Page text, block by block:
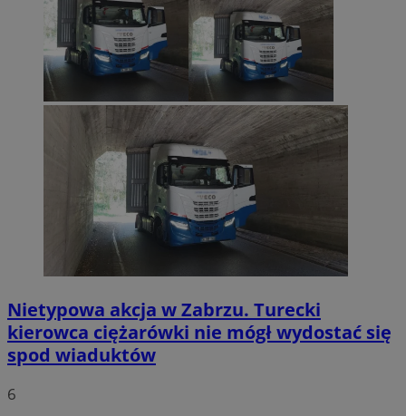
Nietypowa akcja w Zabrzu. Turecki
kierowca ciężarówki nie mógł wydostać się
spod wiaduktów
6